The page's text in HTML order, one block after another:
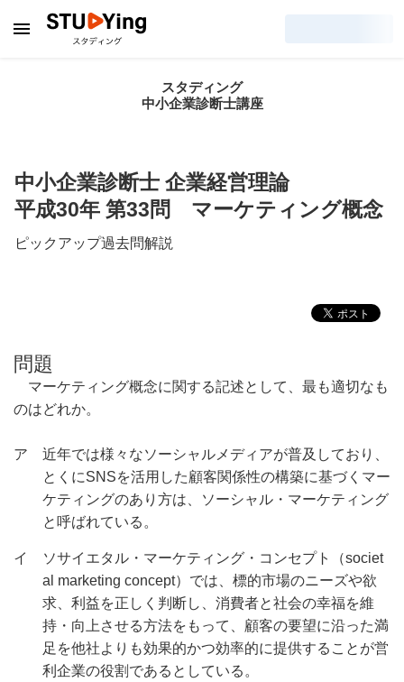
スタディング
中小企業診断士講座
中小企業診断士 企業経営理論
平成30年 第33問 マーケティング概念
ピックアップ過去問解説
問題
マーケティング概念に関する記述として、最も適切なも
のはどれか。
ア 近年では様々なソーシャルメディアが普及しており、
とくにSNSを活用した顧客関係性の構築に基づくマー
ケティングのあり方は、ソーシャル・マーケティング
と呼ばれている。
イ ソサイエタル・マーケティング・コンセプト（societ
al marketing concept）では、標的市場のニーズや欲
求、利益を正しく判断し、消費者と社会の幸福を維
持・向上させる方法をもって、顧客の要望に沿った満
足を他社よりも効果的かつ効率的に提供することが営
利企業の役割であるとしている。